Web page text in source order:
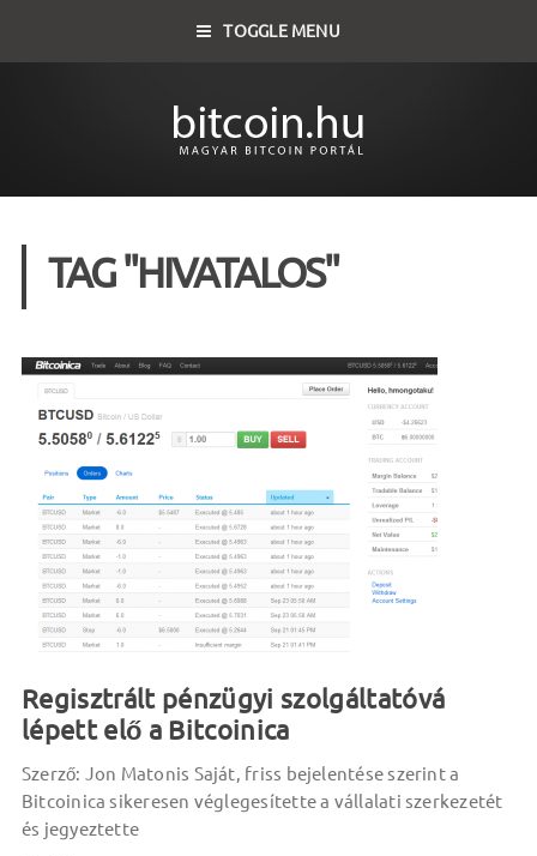
TOGGLE MENU
TAG "HIVATALOS"
Regisztrált pénzügyi szolgáltatóvá
lépett elő a Bitcoinica
Szerző: Jon Matonis Saját, friss bejelentése szerint a
Bitcoinica sikeresen véglegesítette a vállalati szerkezetét
és jegyeztette